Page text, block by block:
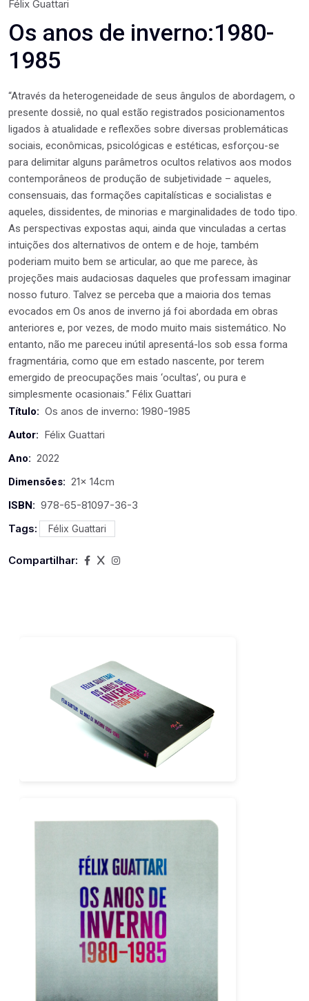
Félix Guattari
Os anos de inverno:1980-
1985
“Através da heterogeneidade de seus ângulos de abordagem, o
presente dossiê, no qual estão registrados posicionamentos
ligados à atualidade e reflexões sobre diversas problemáticas
sociais, econômicas, psicológicas e estéticas, esforçou-se
para delimitar alguns parâmetros ocultos relativos aos modos
contemporâneos de produção de subjetividade – aqueles,
consensuais, das formações capitalísticas e socialistas e
aqueles, dissidentes, de minorias e marginalidades de todo tipo.
As perspectivas expostas aqui, ainda que vinculadas a certas
intuições dos alternativos de ontem e de hoje, também
poderiam muito bem se articular, ao que me parece, às
projeções mais audaciosas daqueles que professam imaginar
nosso futuro. Talvez se perceba que a maioria dos temas
evocados em Os anos de inverno já foi abordada em obras
anteriores e, por vezes, de modo muito mais sistemático. No
entanto, não me pareceu inútil apresentá-los sob essa forma
fragmentária, como que em estado nascente, por terem
emergido de preocupações mais ‘ocultas’, ou pura e
simplesmente ocasionais.” Félix Guattari
Título: Os anos de inverno: 1980-1985
Autor: Félix Guattari
Ano: 2022
Dimensões: 21x 14cm
ISBN: 978-65-81097-36-3
Tags:
Félix Guattari
Compartilhar: